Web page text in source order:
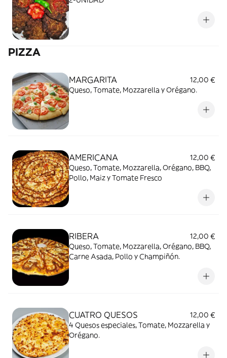
PIZZA
MARGARITA
12,00 €
Queso, Tomate, Mozzarella y Orégano.
AMERICANA
12,00 €
Queso, Tomate, Mozzarella, Orégano, BBQ,
Pollo, Maiz y Tomate Fresco
RIBERA
12,00 €
Queso, Tomate, Mozzarella, Orégano, BBQ,
Carne Asada, Pollo y Champiñón.
CUATRO QUESOS
12,00 €
4 Quesos especiales, Tomate, Mozzarella y
Orégano.